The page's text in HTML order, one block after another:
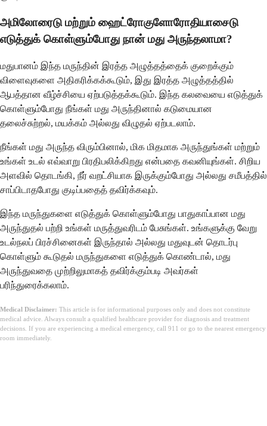
அமிலோரைடு மற்றும் ஹைட்ரோகுளோரோதியாசைடு
எடுத்துக் கொள்ளும்போது நான் மது அருந்தலாமா?
மதுபானம் இந்த மருந்தின் இரத்த அழுத்தத்தைக் குறைக்கும்
விளைவுகளை அதிகரிக்கக்கூடும், இது இரத்த அழுத்தத்தில்
ஆபத்தான வீழ்ச்சியை ஏற்படுத்தக்கூடும். இந்த கலவையை எடுத்துக்
கொள்ளும்போது நீங்கள் மது அருந்தினால் கடுமையான
தலைச்சுற்றல், மயக்கம் அல்லது விழுதல் ஏற்படலாம்.
நீங்கள் மது அருந்த விரும்பினால், மிக மிதமாக அருந்துங்கள் மற்றும்
உங்கள் உடல் எவ்வாறு பிரதிபலிக்கிறது என்பதை கவனியுங்கள். சிறிய
அளவில் தொடங்கி, நீர் வறட்சியாக இருக்கும்போது அல்லது சமீபத்தில்
சாப்பிடாதபோது குடிப்பதைத் தவிர்க்கவும்.
இந்த மருந்துகளை எடுத்துக் கொள்ளும்போது பாதுகாப்பான மது
அருந்துதல் பற்றி உங்கள் மருத்துவரிடம் பேசுங்கள். உங்களுக்கு வேறு
உடல்நலப் பிரச்சினைகள் இருந்தால் அல்லது மதுவுடன் தொடர்பு
கொள்ளும் கூடுதல் மருந்துகளை எடுத்துக் கொண்டால், மது
அருந்துவதை முற்றிலுமாகத் தவிர்க்கும்படி அவர்கள்
பரிந்துரைக்கலாம்.
Medical Disclaimer: This article is for informational purposes only and does not constitute
medical advice. Always consult a qualified healthcare provider for diagnosis and treatment
decisions. If you are experiencing a medical emergency, call 911 or go to the nearest emergency
room immediately.